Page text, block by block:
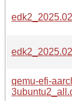
qemu-efi-